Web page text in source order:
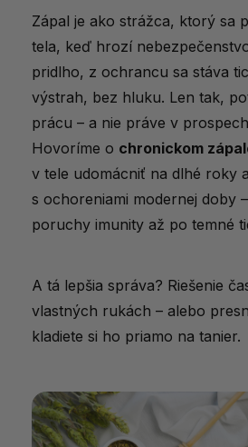
Zápal je ako strážca, ktorý sa
tela, keď hrozí
pridlho, z ochrancu sa stáva
výstrah, bez hluku. Len tak,
prácu – a nie práve v prospech
Hovoríme o chronickom
v tele udomácniť na dlhé roky a
s ochoreniami modernej doby –
poruchy imunity až po temné
A tá lepšia správa? Riešenie
vlastných rukách – alebo
kladiete si ho priamo na tanier.